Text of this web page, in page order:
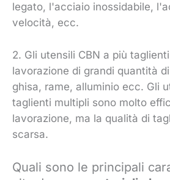
legato, l'acciaio inossidabile,
velocità, ecc.
2. Gli utensili CBN a più
lavorazione di grandi quantità
ghisa, rame, alluminio ecc. Gli
taglienti multipli sono molto
lavorazione, ma la qualità di
scarsa.
Quali sono le principali